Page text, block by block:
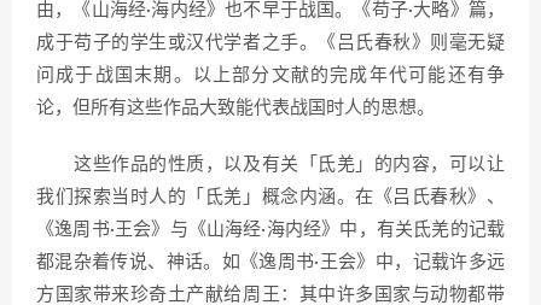
由，《山海经·海内经》也不早于战国。《苟子·大略》篇，
成于苟子的学生或汉代学者之手。《吕氏春秋》则毫无疑
问成于战国末期。以上部分文献的完成年代可能还有争
论，但所有这些作品大致能代表战国时人的思想。
这些作品的性质，以及有关「氐羌」的内容，可以让
我们探索当时人的「氐羌」概念内涵。在《吕氏春秋》、
《逸周书·王会》与《山海经·海内经》中，有关氐羌的记载
都混杂着传说、神话。如《逸周书·王会》中，记载许多远
方国家带来珍奇土产献给周王：其中许多国家与动物都带